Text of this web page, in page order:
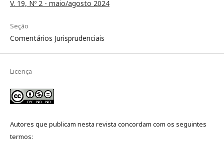
V. 19, Nº 2 - maio/agosto 2024
Seção
Comentários Jurisprudenciais
Licença
Autores que publicam nesta revista concordam com os seguintes
termos: